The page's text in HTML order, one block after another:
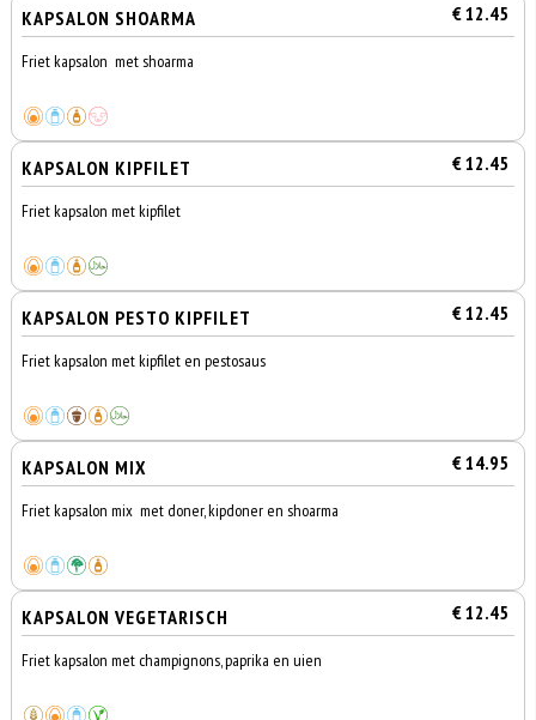
KAPSALON SHOARMA € 12.45
Friet kapsalon met shoarma
KAPSALON KIPFILET € 12.45
Friet kapsalon met kipfilet
KAPSALON PESTO KIPFILET € 12.45
Friet kapsalon met kipfilet en pestosaus
KAPSALON MIX € 14.95
Friet kapsalon mix met doner, kipdoner en shoarma
KAPSALON VEGETARISCH € 12.45
Friet kapsalon met champignons, paprika en uien